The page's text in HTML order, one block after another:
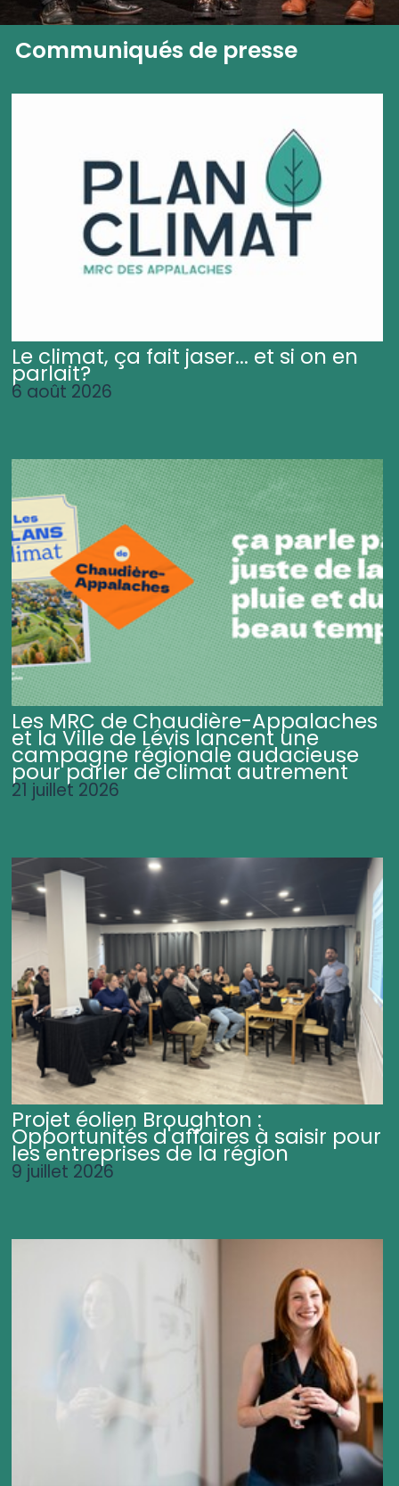
Communiqués de presse
Le climat, ça fait jaser... et si on en
parlait?
6 août 2026
Les MRC de Chaudière-Appalaches
et la Ville de Lévis lancent une
campagne régionale audacieuse
pour parler de climat autrement
21 juillet 2026
Projet éolien Broughton :
Opportunités d'affaires à saisir pour
les entreprises de la région
9 juillet 2026